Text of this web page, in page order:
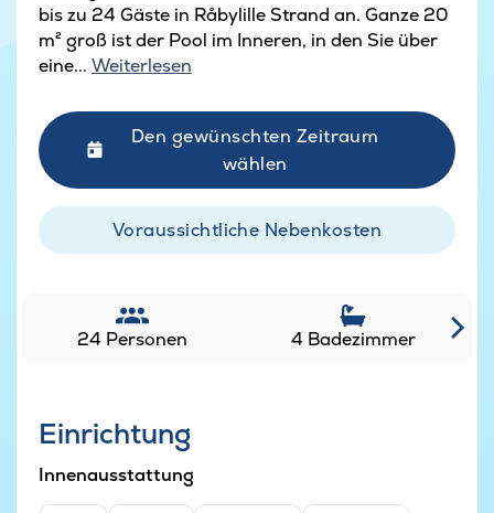
bis zu 24 Gäste in Råbylille Strand an. Ganze 20
m² groß ist der Pool im Inneren, in den Sie über
eine... Weiterlesen
Den gewünschten Zeitraum
wählen
Voraussichtliche Nebenkosten
24 Personen 4 Badezimmer
Einrichtung
Innenausstattung